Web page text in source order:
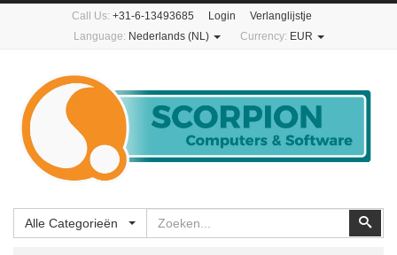
Call Us: +31-6-13493685 Login
Verlanglijstje
Language: Nederlands (NL) Currency: EUR
Alle Categorieën